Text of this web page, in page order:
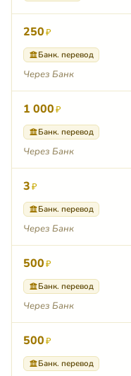
250₽
Банк. перевод
Через Банк
1 000₽
Банк. перевод
Через Банк
3₽
Банк. перевод
Через Банк
500₽
Банк. перевод
Через Банк
500₽
Банк. перевод